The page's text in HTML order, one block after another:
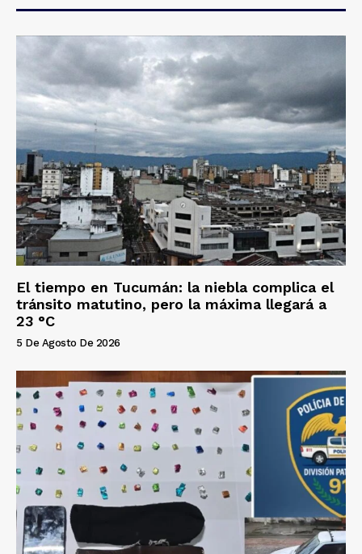
El tiempo en Tucumán: la niebla complica el
tránsito matutino, pero la máxima llegará a
23 °C
5 De Agosto De 2026